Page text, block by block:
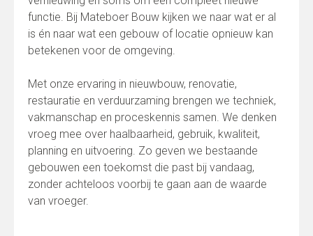
functie. Bij Mateboer Bouw kijken we naar wat er al
is én naar wat een gebouw of locatie opnieuw kan
betekenen voor de omgeving.
Met onze ervaring in nieuwbouw, renovatie,
restauratie en verduurzaming brengen we techniek,
vakmanschap en proceskennis samen. We denken
vroeg mee over haalbaarheid, gebruik, kwaliteit,
planning en uitvoering. Zo geven we bestaande
gebouwen een toekomst die past bij vandaag,
zonder achteloos voorbij te gaan aan de waarde
van vroeger.